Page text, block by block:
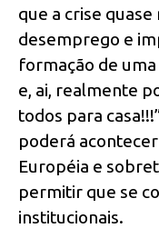
que a crise
desemprego e
formação de
e, ai, realmente
todos para
poderá acontecer
Européia e
permitir que se
institucionais.